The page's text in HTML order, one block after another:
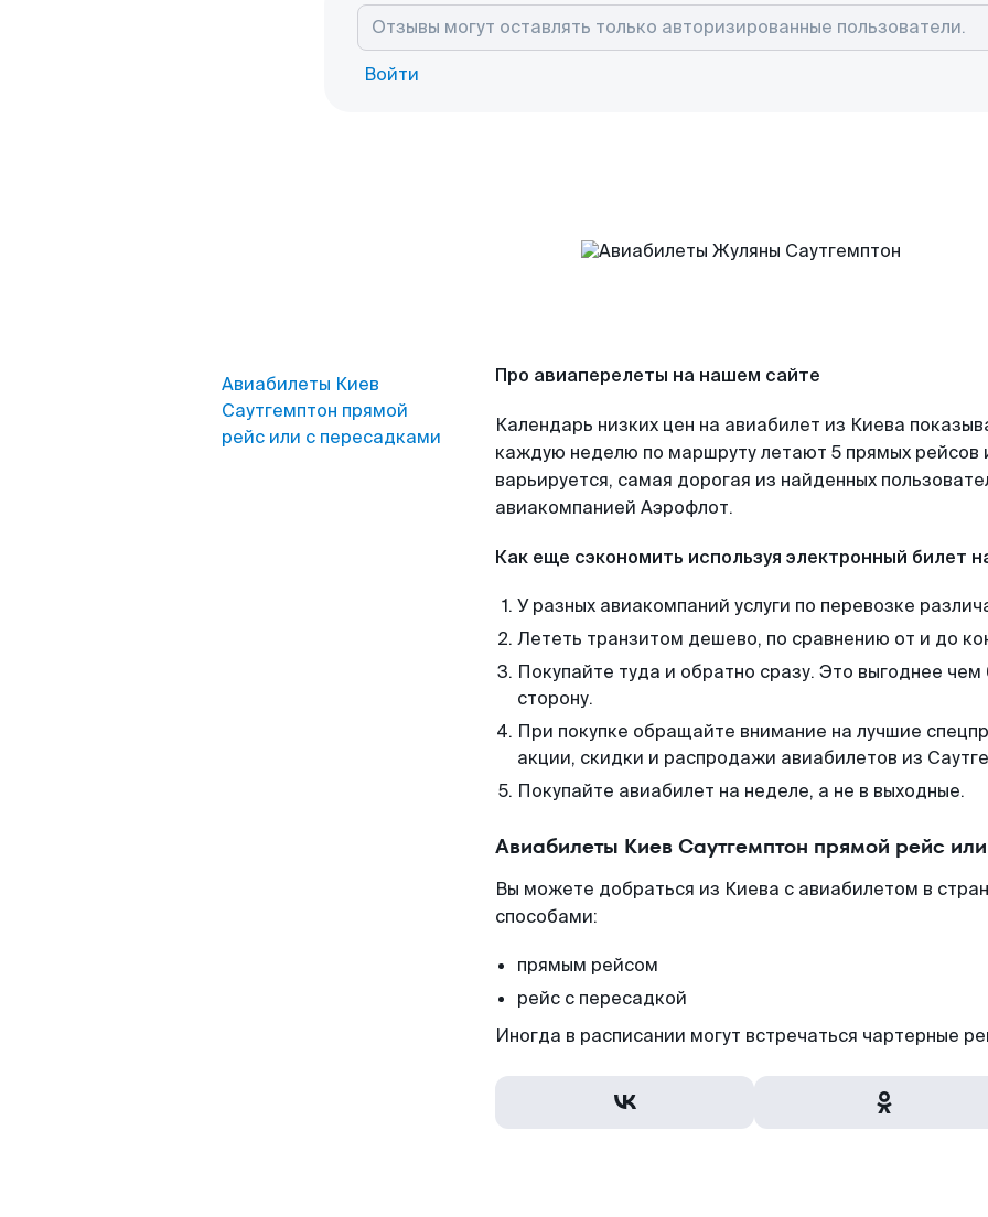
Войти
Авиабилеты Киев
Саутгемптон прямой
рейс или с пересадками
Про авиаперелеты на нашем сайте
Календарь низких цен на авиабилет из Киева
каждую неделю по маршруту летают 5 прямых рейсов
варьируется, самая дорогая из найденных
авиакомпанией Аэрофлот.
Как еще сэкономить используя электронный билет
У разных авиакомпаний услуги по перевозке
Лететь транзитом дешево, по сравнению от и до
Покупайте туда и обратно сразу. Это выгоднее
сторону.
При покупке обращайте внимание на лучшие
акции, скидки и распродажи авиабилетов из
Покупайте авиабилет на неделе, а не в выходные.
Авиабилеты Киев Саутгемптон прямой рейс
Вы можете добраться из Киева с авиабилетом в
способами:
прямым рейсом
рейс с пересадкой
Иногда в расписании могут встречаться чартерные